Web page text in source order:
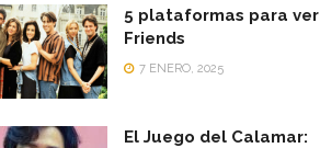
5 plataformas para ver
Friends
7 ENERO, 2025
El Juego del Calamar: